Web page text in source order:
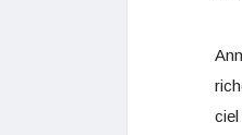
ciel